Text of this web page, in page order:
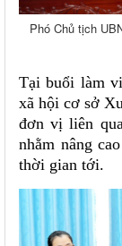
Phó Chủ tịch
Tại buổi làm
xã hội cơ sở
đơn vị liên
nhằm nâng
thời gian tới.